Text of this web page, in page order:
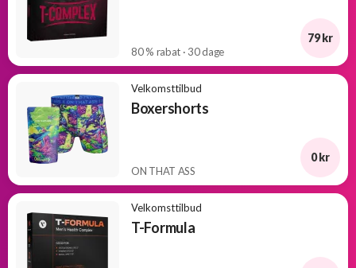
80 % rabat · 30 dage
79 kr
Velkomsttilbud
Boxershorts
ON THAT ASS
0 kr
Velkomsttilbud
T-Formula